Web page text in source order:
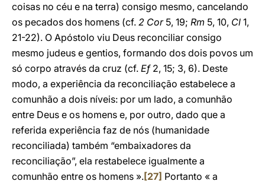
coisas no céu e na terra) consigo mesmo, cancelando
os pecados dos homens (cf. 2 Cor5, 19; Rm 5, 10, Cl 1,
21-22). O Apóstolo viu Deus reconciliar consigo
mesmo judeus e gentios, formando dos dois povos um
só corpo através da cruz (cf. Ef2, 15; 3, 6). Deste
modo, a experiência da reconciliação estabelece a
comunhão a dois níveis: por um lado, a comunhão
entre Deus e os homens e, por outro, dado que a
referida experiência faz de nós (humanidade
reconciliada) também “embaixadores da
reconciliação”, ela restabelece igualmente a
comunhão entre os homens ».[27] Portanto « a